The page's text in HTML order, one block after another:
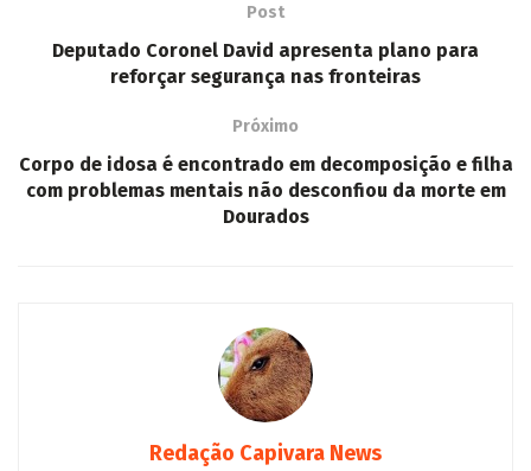
Post
Deputado Coronel David apresenta plano para
reforçar segurança nas fronteiras
Próximo
Corpo de idosa é encontrado em decomposição e filha
com problemas mentais não desconfiou da morte em
Dourados
Redação Capivara News